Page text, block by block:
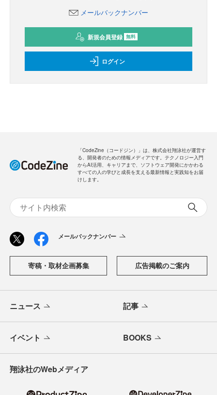
メールバックナンバー
新規会員登録 無料
ログイン
「CodeZine（コードジン）」は、株式会社翔泳社が運営す
る、開発者のための情報メディアです。テクノロジー入門
からAI活用、キャリアまで、ソフトウェア開発にかかわる
すべての人の学びと成長を支える最新情報と実践知をお届
けします。
メールバックナンバー
寄稿・取材企画募集 広告掲載のご案内
ニュース 記事
イベント BOOKS
翔泳社のWebメディア